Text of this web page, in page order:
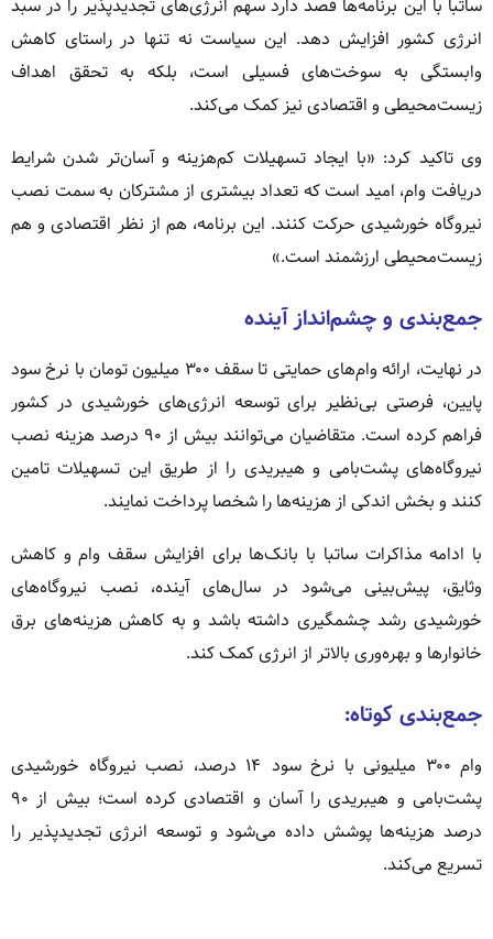
ساتبا با این برنامه‌ها قصد دارد سهم انرژی‌های تجدیدپذیر را در سبد
انرژی کشور افزایش دهد. این سیاست نه تنها در راستای کاهش
وابستگی به سوخت‌های فسیلی است، بلکه به تحقق اهداف
زیست‌محیطی و اقتصادی نیز کمک می‌کند.
وی تاکید کرد: «با ایجاد تسهیلات کم‌هزینه و آسان‌تر شدن شرایط
دریافت وام، امید است که تعداد بیشتری از مشترکان به سمت نصب
نیروگاه خورشیدی حرکت کنند. این برنامه، هم از نظر اقتصادی و هم
زیست‌محیطی ارزشمند است.»
جمع‌بندی و چشم‌انداز آینده
در نهایت، ارائه وام‌های حمایتی تا سقف ۳۰۰ میلیون تومان با نرخ سود
پایین، فرصتی بی‌نظیر برای توسعه انرژی‌های خورشیدی در کشور
فراهم کرده است. متقاضیان می‌توانند بیش از ۹۰ درصد هزینه نصب
نیروگاه‌های پشت‌بامی و هیبریدی را از طریق این تسهیلات تامین
کنند و بخش اندکی از هزینه‌ها را شخصا پرداخت نمایند.
با ادامه مذاکرات ساتبا با بانک‌ها برای افزایش سقف وام و کاهش
وثایق، پیش‌بینی می‌شود در سال‌های آینده، نصب نیروگاه‌های
خورشیدی رشد چشمگیری داشته باشد و به کاهش هزینه‌های برق
خانوارها و بهره‌وری بالاتر از انرژی کمک کند.
جمع‌بندی کوتاه:
وام ۳۰۰ میلیونی با نرخ سود ۱۴ درصد، نصب نیروگاه خورشیدی
پشت‌بامی و هیبریدی را آسان و اقتصادی کرده است؛ بیش از ۹۰
درصد هزینه‌ها پوشش داده می‌شود و توسعه انرژی تجدیدپذیر را
تسریع می‌کند.